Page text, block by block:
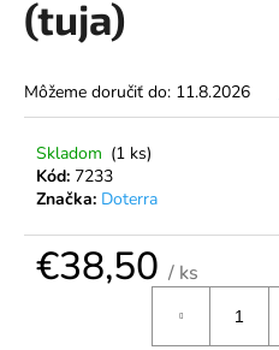
(tuja)
Môžeme doručiť do: 11.8.2026
Skladom (1 ks)
Kód: 7233
Značka: Doterra
€38,50 / ks
á
s
ť
?
HĽADAŤ